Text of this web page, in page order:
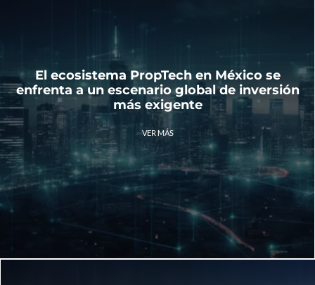
El ecosistema PropTech en México se
enfrenta a un escenario global de inversión
más exigente
VER MÁS